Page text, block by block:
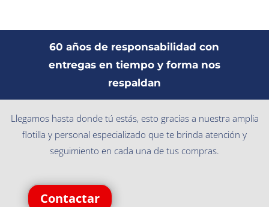
60 años de responsabilidad con
entregas en tiempo y forma nos
respaldan
Llegamos hasta donde tú estás, esto gracias a nuestra amplia
flotilla y personal especializado que te brinda atención y
seguimiento en cada una de tus compras.
Contactar